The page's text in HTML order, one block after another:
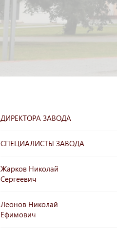
ДИРЕКТОРА ЗАВОДА
СПЕЦИАЛИСТЫ ЗАВОДА
Жарков Николай
Сергеевич
Леонов Николай
Ефимович